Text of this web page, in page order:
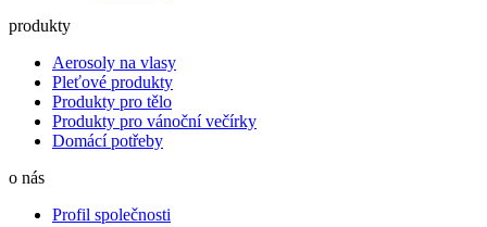
produkty
Aerosoly na vlasy
Pleťové produkty
Produkty pro tělo
Produkty pro vánoční večírky
Domácí potřeby
o nás
Profil společnosti